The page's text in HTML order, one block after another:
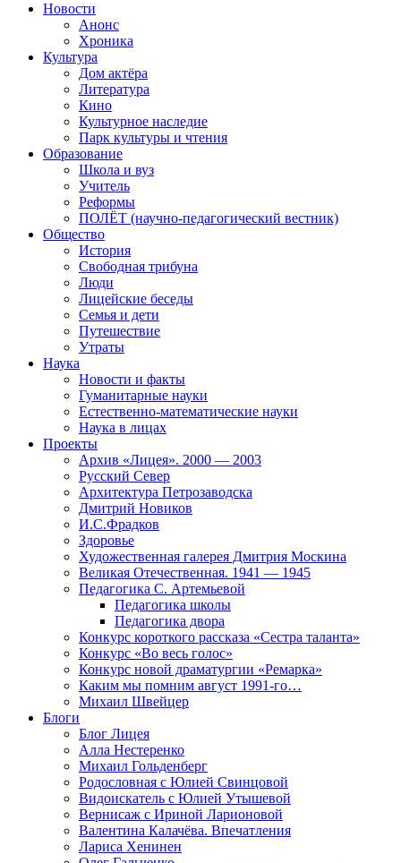
Новости
Анонс
Хроника
Культура
Дом актёра
Литература
Кино
Культурное наследие
Парк культуры и чтения
Образование
Школа и вуз
Учитель
Реформы
ПОЛЁТ (научно-педагогический вестник)
Общество
История
Свободная трибуна
Люди
Лицейские беседы
Семья и дети
Путешествие
Утраты
Наука
Новости и факты
Гуманитарные науки
Естественно-математические науки
Наука в лицах
Проекты
Архив «Лицея». 2000 — 2003
Русский Север
Архитектура Петрозаводска
Дмитрий Новиков
И.С.Фрадков
Здоровье
Художественная галерея Дмитрия Москина
Великая Отечественная. 1941 — 1945
Педагогика С. Артемьевой
Педагогика школы
Педагогика двора
Конкурс короткого рассказа «Сестра таланта»
Конкурс «Во весь голос»
Конкурс новой драматургии «Ремарка»
Каким мы помним август 1991-го…
Михаил Швейцер
Блоги
Блог Лицея
Алла Нестеренко
Михаил Гольденберг
Родословная с Юлией Свинцовой
Видоискатель с Юлией Утышевой
Вернисаж с Ириной Ларионовой
Валентина Калачёва. Впечатления
Лариса Хенинен